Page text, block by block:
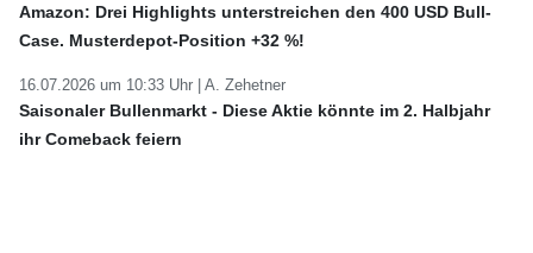
Amazon: Drei Highlights unterstreichen den 400 USD Bull-
Case. Musterdepot-Position +32 %!
16.07.2026 um 10:33 Uhr | A. Zehetner
Saisonaler Bullenmarkt - Diese Aktie könnte im 2. Halbjahr
ihr Comeback feiern